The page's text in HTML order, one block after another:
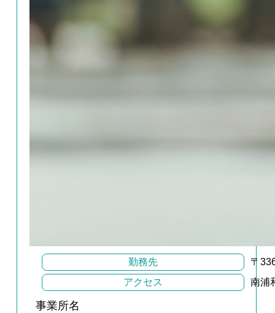
勤務先
〒
アクセス
南浦
事業所名